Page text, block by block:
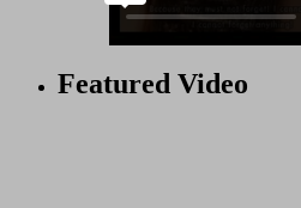
Featured Video